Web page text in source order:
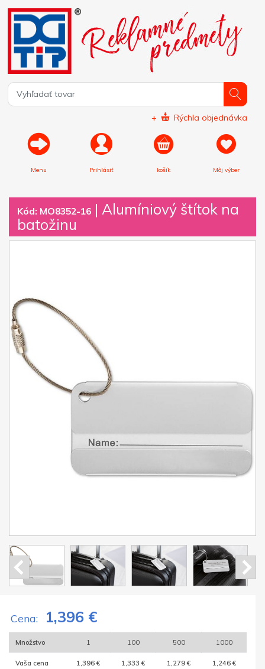
+ Rýchla objednávka
Menu Prihlásiť košík Môj výber
Kód: MO8352-16 | Alumíniový štítok na
batožinu
Cena: 1,396 €
Množstvo 1 100 500 1000
Vaša cena 1,396 € 1,333 € 1,279 € 1,246 €